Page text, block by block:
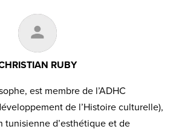
RUBY
est membre de l’ADHC
de l’Histoire culturelle),
tunisienne d’esthétique et de